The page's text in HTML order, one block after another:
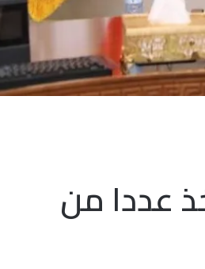
عددا من